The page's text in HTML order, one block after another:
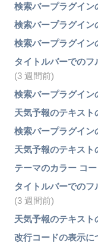
検索バープラグイン
検索バープラグイン
検索バープラグイン
タイトルバーでの
(3 週間前)
検索バープラグイン
天気予報のテキスト
検索バープラグイン
天気予報のテキスト
テーマのカラー コ
タイトルバーでの
(3 週間前)
天気予報のテキスト
改行コードの表示に